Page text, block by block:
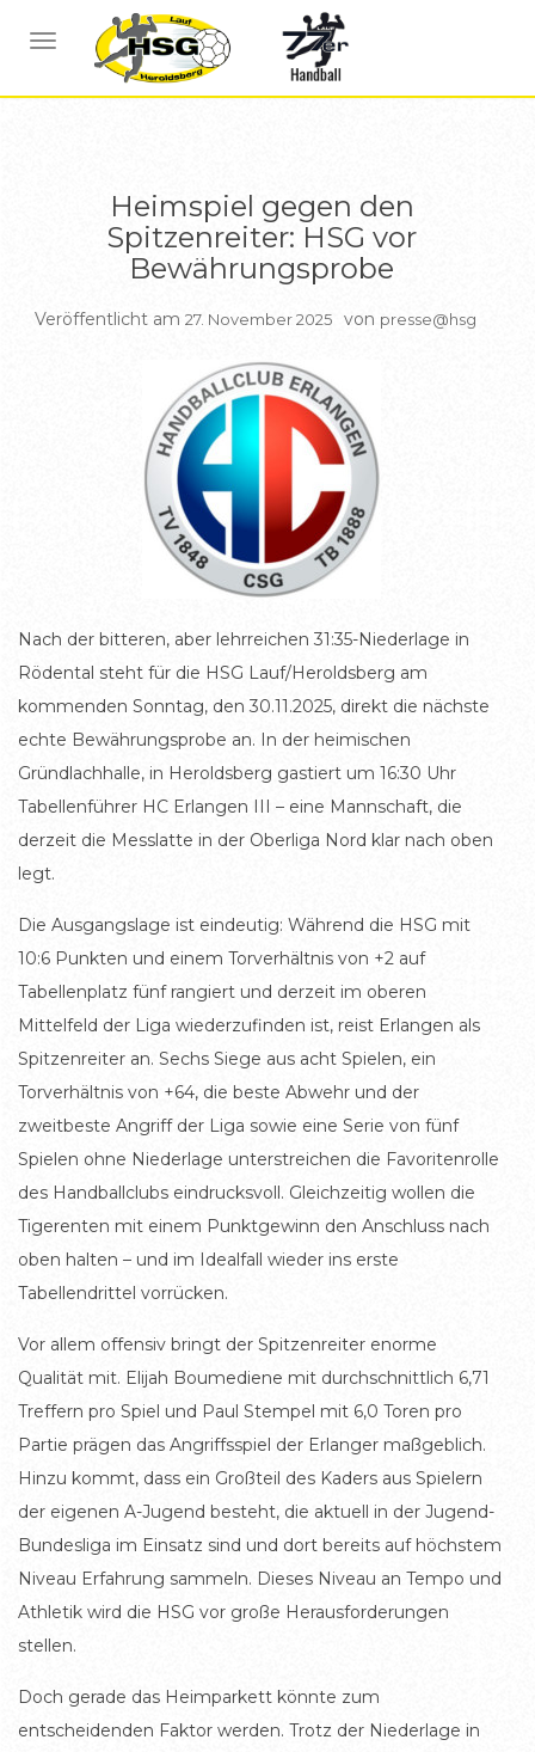
NAVIGATION UMSCHALTEN
BERICHTE HSG1
Heimspiel gegen den
Spitzenreiter: HSG vor
Bewährungsprobe
Veröffentlicht am 27. November 2025 von presse@hsg
Nach der bitteren, aber lehrreichen 31:35-Niederlage in
Rödental steht für die HSG Lauf/Heroldsberg am
kommenden Sonntag, den 30.11.2025, direkt die nächste
echte Bewährungsprobe an. In der heimischen
Gründlachhalle, in Heroldsberg gastiert um 16:30 Uhr
Tabellenführer HC Erlangen III – eine Mannschaft, die
derzeit die Messlatte in der Oberliga Nord klar nach oben
legt.
Die Ausgangslage ist eindeutig: Während die HSG mit
10:6 Punkten und einem Torverhältnis von +2 auf
Tabellenplatz fünf rangiert und derzeit im oberen
Mittelfeld der Liga wiederzufinden ist, reist Erlangen als
Spitzenreiter an. Sechs Siege aus acht Spielen, ein
Torverhältnis von +64, die beste Abwehr und der
zweitbeste Angriff der Liga sowie eine Serie von fünf
Spielen ohne Niederlage unterstreichen die Favoritenrolle
des Handballclubs eindrucksvoll. Gleichzeitig wollen die
Tigerenten mit einem Punktgewinn den Anschluss nach
oben halten – und im Idealfall wieder ins erste
Tabellendrittel vorrücken.
Vor allem offensiv bringt der Spitzenreiter enorme
Qualität mit. Elijah Boumediene mit durchschnittlich 6,71
Treffern pro Spiel und Paul Stempel mit 6,0 Toren pro
Partie prägen das Angriffsspiel der Erlanger maßgeblich.
Hinzu kommt, dass ein Großteil des Kaders aus Spielern
der eigenen A-Jugend besteht, die aktuell in der Jugend-
Bundesliga im Einsatz sind und dort bereits auf höchstem
Niveau Erfahrung sammeln. Dieses Niveau an Tempo und
Athletik wird die HSG vor große Herausforderungen
stellen.
Doch gerade das Heimparkett könnte zum
entscheidenden Faktor werden. Trotz der Niederlage in